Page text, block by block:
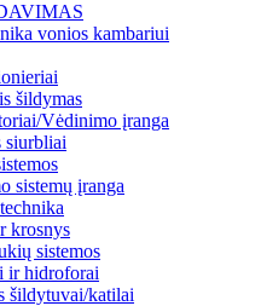
vonios kambariui
šildymas
Vėdinimo įranga
siurbliai
sistemų įranga
krosnys
sistemos
ir hidroforai
šildytuvai/katilai